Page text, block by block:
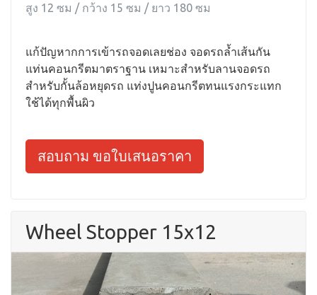
สูง 12 ซม / กว้าง 15 ซม / ยาว 180 ซม
แก้ปัญหากการเข้ารถจอดเลยช่อง จอดรถล้ำเส้นกัน
แท่นคอนกรีตมาตราฐาน เหมาะสำหรับลานจอดรถ
สำหรับกั้นล้อหยุดรถ แท่งปูนคอนกรีตทนแรงกระแทก
ใช้ได้ทุกพื้นผิว
สอบถาม ขอใบเสนอราคา
Wheel Stopper 15x12